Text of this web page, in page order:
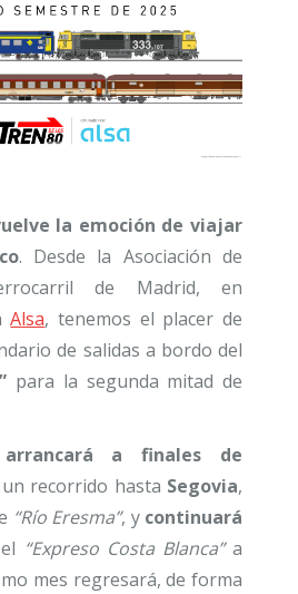
la emoción de viajar
. Desde la Asociación de
de Madrid, en
Alsa, tenemos el placer de
de salidas a bordo del
” para la segunda mitad de
arrancará a finales de
recorrido hasta Segovia,
“Río Eresma”, ycontinuará
“Expreso Costa Blanca”a
mes regresará, de forma